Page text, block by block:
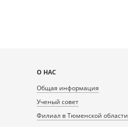
Карта
сайта
О НАС
Общая информация
Ученый совет
Филиал в Тюменской области